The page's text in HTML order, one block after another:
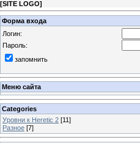
[SITE LOGO]
Форма входа
Логин:
Пароль:
запомнить
Меню сайта
Categories
Уровни к Heretic 2 [11]
Разное [7]